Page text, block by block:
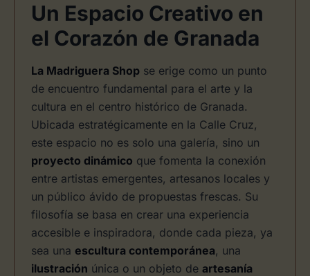
Un Espacio Creativo en
el Corazón de Granada
La Madriguera Shop se erige como un punto
de encuentro fundamental para el arte y la
cultura en el centro histórico de Granada.
Ubicada estratégicamente en la Calle Cruz,
este espacio no es solo una galería, sino un
proyecto dinámico que fomenta la conexión
entre artistas emergentes, artesanos locales y
un público ávido de propuestas frescas. Su
filosofía se basa en crear una experiencia
accesible e inspiradora, donde cada pieza, ya
sea una escultura contemporánea, una
ilustración única o un objeto de artesanía